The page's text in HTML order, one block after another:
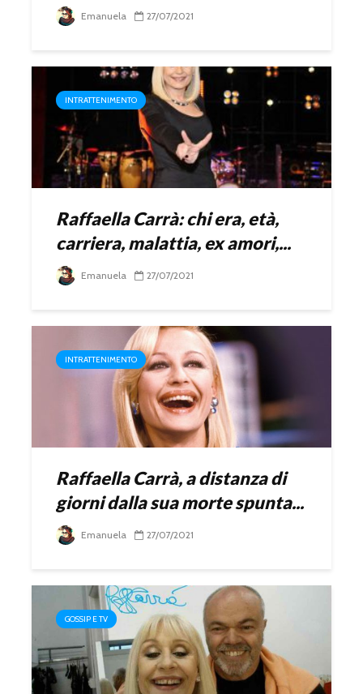
Emanuela 27/07/2021
INTRATTENIMENTO
Raffaella Carrà: chi era, età,
carriera, malattia, ex amori,...
Emanuela 27/07/2021
INTRATTENIMENTO
Raffaella Carrà, a distanza di
giorni dalla sua morte spunta...
Emanuela 27/07/2021
GOSSIP E TV